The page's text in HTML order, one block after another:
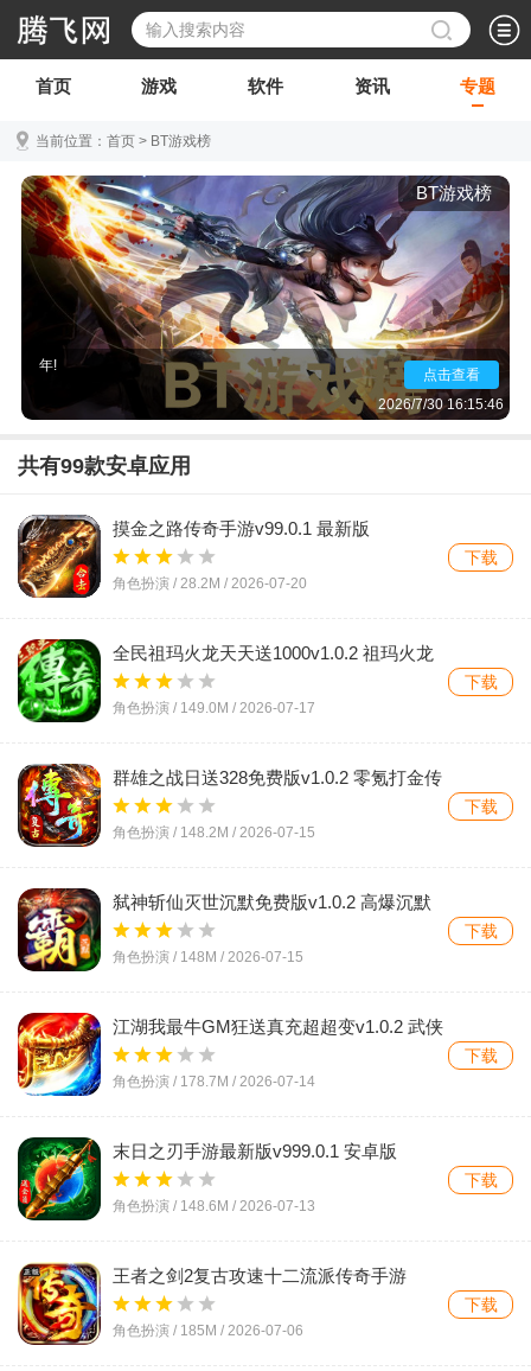
首页 游戏 软件 资讯 专题
当前位置： 首页 > BT游戏榜
BT游戏榜
BT游戏榜,顾名思义就是福利多多的手游排行榜,在此
榜单的游戏都是最新最热门的变态手游,不仅仅有着海
量的充值折扣福利,还仅需上线就送VIP等级与海量神
级武器装备的特权,让您真正的不花一分钱,就能玩半
年!
点击查看
2026/7/30 16:15:46
共有99款安卓应用
摸金之路传奇手游v99.0.1 最新版
角色扮演 / 28.2M / 2026-07-20
下载
全民祖玛火龙天天送1000v1.0.2 祖玛火龙
传奇手游
角色扮演 / 149.0M / 2026-07-17
下载
群雄之战日送328免费版v1.0.2 零氪打金传
奇
角色扮演 / 148.2M / 2026-07-15
下载
弑神斩仙灭世沉默免费版v1.0.2 高爆沉默
传奇
角色扮演 / 148M / 2026-07-15
下载
江湖我最牛GM狂送真充超超变v1.0.2 武侠
超变游戏
角色扮演 / 178.7M / 2026-07-14
下载
末日之刃手游最新版v999.0.1 安卓版
角色扮演 / 148.6M / 2026-07-13
下载
王者之剑2复古攻速十二流派传奇手游
v1.0.2 多流派转职玛法冒险游戏
角色扮演 / 185M / 2026-07-06
下载